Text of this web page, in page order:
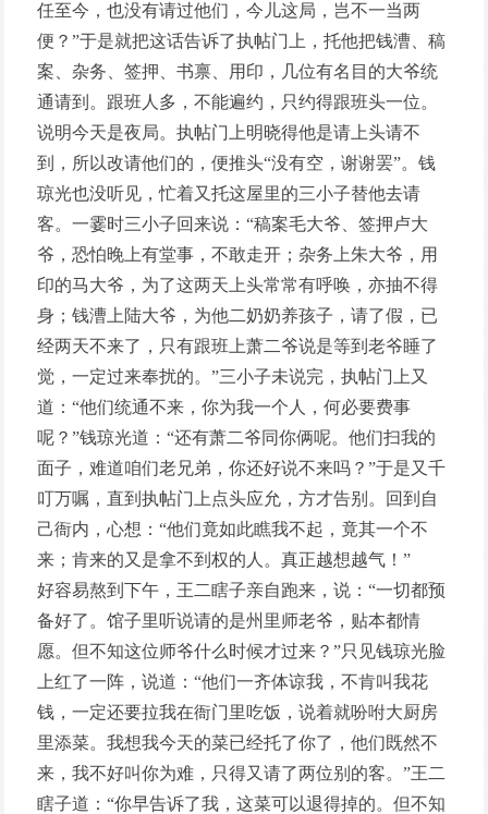
任至今，也没有请过他们，今儿这局，岂不一当两
便？”于是就把这话告诉了执帖门上，托他把钱漕、稿
案、杂务、签押、书禀、用印，几位有名目的大爷统
通请到。跟班人多，不能遍约，只约得跟班头一位。
说明今天是夜局。执帖门上明晓得他是请上头请不
到，所以改请他们的，便推头“没有空，谢谢罢”。钱
琼光也没听见，忙着又托这屋里的三小子替他去请
客。一霎时三小子回来说：“稿案毛大爷、签押卢大
爷，恐怕晚上有堂事，不敢走开；杂务上朱大爷，用
印的马大爷，为了这两天上头常常有呼唤，亦抽不得
身；钱漕上陆大爷，为他二奶奶养孩子，请了假，已
经两天不来了，只有跟班上萧二爷说是等到老爷睡了
觉，一定过来奉扰的。”三小子未说完，执帖门上又
道：“他们统通不来，你为我一个人，何必要费事
呢？”钱琼光道：“还有萧二爷同你俩呢。他们扫我的
面子，难道咱们老兄弟，你还好说不来吗？”于是又千
叮万嘱，直到执帖门上点头应允，方才告别。回到自
己衙内，心想：“他们竟如此瞧我不起，竟其一个不
来；肯来的又是拿不到权的人。真正越想越气！”
好容易熬到下午，王二瞎子亲自跑来，说：“一切都预
备好了。馆子里听说请的是州里师老爷，贴本都情
愿。但不知这位师爷什么时候才过来？”只见钱琼光脸
上红了一阵，说道：“他们一齐体谅我，不肯叫我花
钱，一定还要拉我在衙门里吃饭，说着就吩咐大厨房
里添菜。我想我今天的菜已经托了你了，他们既然不
来，我不好叫你为难，只得又请了两位别的客。”王二
瞎子道：“你早告诉了我，这菜可以退得掉的。但不知